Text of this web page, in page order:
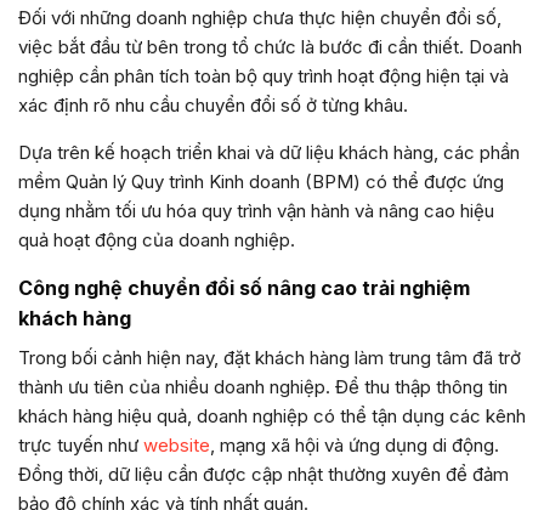
Đối với những doanh nghiệp chưa thực hiện chuyển đổi số,
việc bắt đầu từ bên trong tổ chức là bước đi cần thiết. Doanh
nghiệp cần phân tích toàn bộ quy trình hoạt động hiện tại và
xác định rõ nhu cầu chuyển đổi số ở từng khâu.
Dựa trên kế hoạch triển khai và dữ liệu khách hàng, các phần
mềm Quản lý Quy trình Kinh doanh (BPM) có thể được ứng
dụng nhằm tối ưu hóa quy trình vận hành và nâng cao hiệu
quả hoạt động của doanh nghiệp.
Công nghệ chuyển đổi số nâng cao trải nghiệm
khách hàng
Trong bối cảnh hiện nay, đặt khách hàng làm trung tâm đã trở
thành ưu tiên của nhiều doanh nghiệp. Để thu thập thông tin
khách hàng hiệu quả, doanh nghiệp có thể tận dụng các kênh
trực tuyến như website, mạng xã hội và ứng dụng di động.
Đồng thời, dữ liệu cần được cập nhật thường xuyên để đảm
bảo độ chính xác và tính nhất quán.